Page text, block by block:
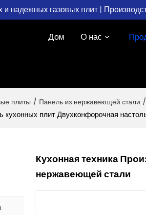
надежных газовых плит |
Дом О нас
плиты / Панель из нержавеющей стали /
кухонных плит Двухконфорочная
Кухонная техника
нержавеющей стали